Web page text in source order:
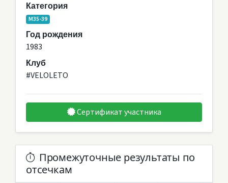
Категория
M35-39
Год рождения
1983
Клуб
#VELOLETO
Сертификат участника
Промежуточные результаты по
отсечкам